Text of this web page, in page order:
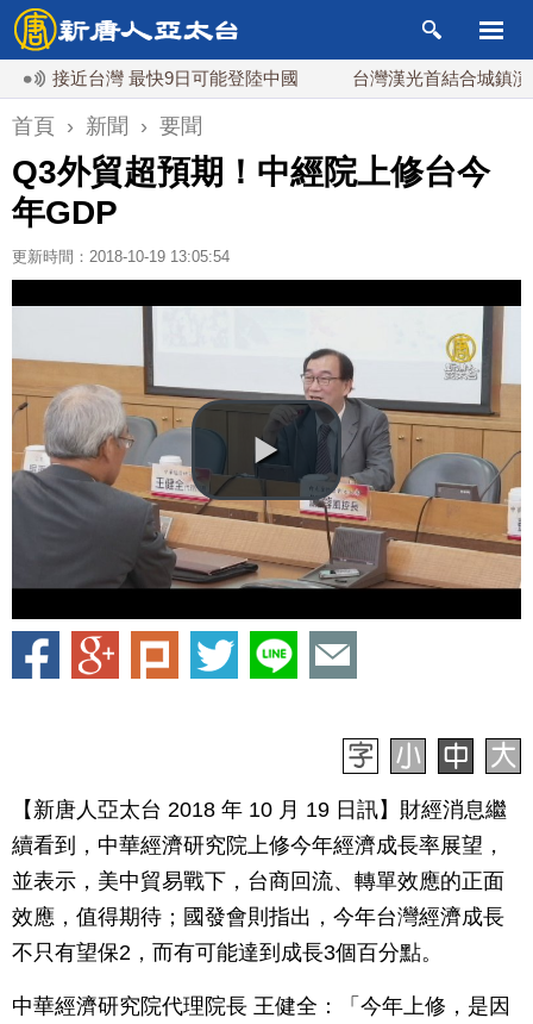
近台灣 最快9日可能登陸中國 台灣漢光首結合城鎮演習
首頁 › 新聞 › 要聞
Q3外貿超預期！中經院上修台今
年GDP
更新時間：2018-10-19 13:05:54
【新唐人亞太台 2018 年 10 月 19 日訊】財經消息繼
續看到，中華經濟研究院上修今年經濟成長率展望，
並表示，美中貿易戰下，台商回流、轉單效應的正面
效應，值得期待；國發會則指出，今年台灣經濟成長
不只有望保2，而有可能達到成長3個百分點。
中華經濟研究院代理院長 王健全：「今年上修，是因